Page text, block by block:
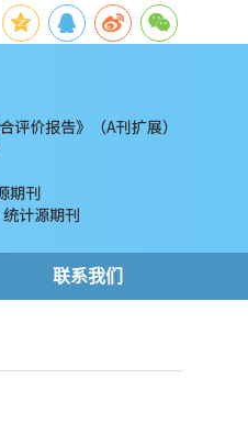
联系我们